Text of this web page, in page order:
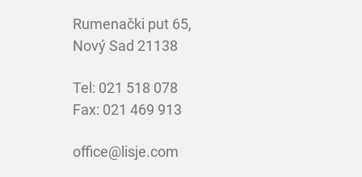
Rumenački put 65,
Nový Sad 21138
Tel: 021 518 078
Fax: 021 469 913
office@lisje.com